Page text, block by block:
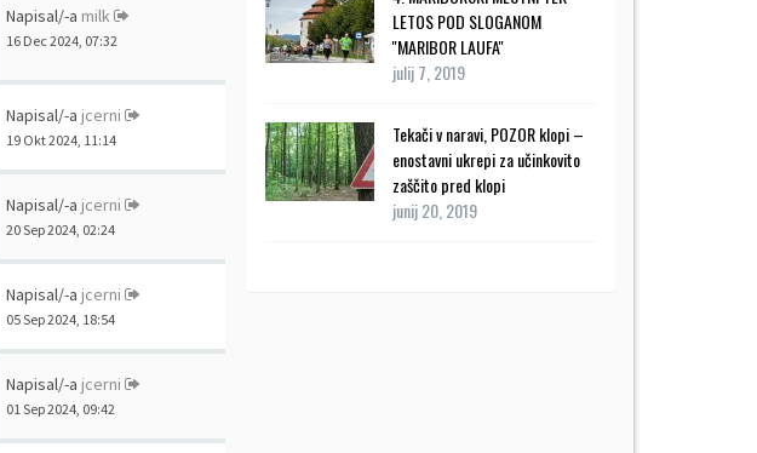
LETOS POD SLOGANOM
''MARIBOR LAUFA''
julij 7, 2019
Tekači v naravi, POZOR klopi –
enostavni ukrepi za učinkovito
zaščito pred klopi
junij 20, 2019
Napisal/-a milk
16 Dec 2024, 07:32
Napisal/-a jcerni
19 Okt 2024, 11:14
Napisal/-a jcerni
20 Sep 2024, 02:24
Napisal/-a jcerni
05 Sep 2024, 18:54
Napisal/-a jcerni
01 Sep 2024, 09:42